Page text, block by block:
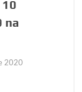
10
na
2020